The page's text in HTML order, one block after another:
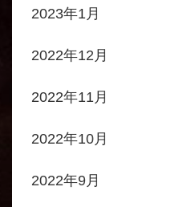
2023年1月
2022年12月
2022年11月
2022年10月
2022年9月